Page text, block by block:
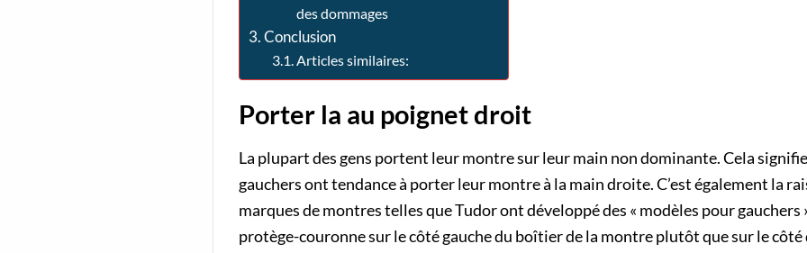
des dommages
Conclusion
Articles similaires:
Porter la au poignet droit
La plupart des gens portent leur montre sur leur main non dominante. Cela
gauchers ont tendance à porter leur montre à la main droite. C’est également la
marques de montres telles que Tudor ont développé des « modèles pour gauchers
protège-couronne sur le côté gauche du boîtier de la montre plutôt que sur le